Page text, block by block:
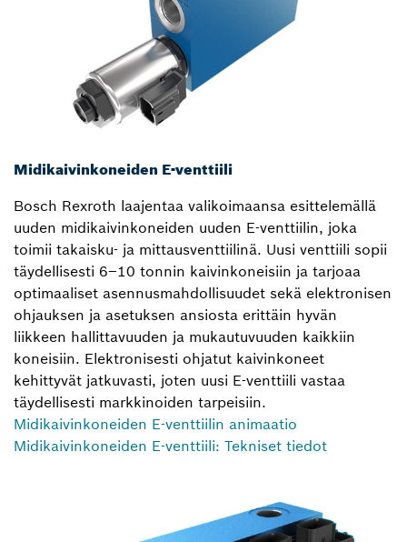
Midikaivinkoneiden E-venttiili
Bosch Rexroth laajentaa valikoimaansa esittelemällä
uuden midikaivinkoneiden uuden E-venttiilin, joka
toimii takaisku- ja mittausventtiilinä. Uusi venttiili sopii
täydellisesti 6–10 tonnin kaivinkoneisiin ja tarjoaa
optimaaliset asennusmahdollisuudet sekä elektronisen
ohjauksen ja asetuksen ansiosta erittäin hyvän
liikkeen hallittavuuden ja mukautuvuuden kaikkiin
koneisiin. Elektronisesti ohjatut kaivinkoneet
kehittyvät jatkuvasti, joten uusi E-venttiili vastaa
täydellisesti markkinoiden tarpeisiin.
Midikaivinkoneiden E-venttiilin animaatio
Midikaivinkoneiden E-venttiili: Tekniset tiedot